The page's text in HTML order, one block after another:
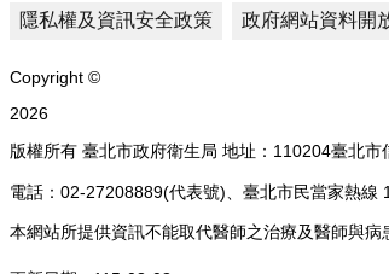
隱私權及資訊安全政策 政府網站資料開
Copyright ©
2026
版權所有 臺北市政府衛生局 地址：110204臺北市
電話：02-27208889(代表號)、臺北市民當家熱線
本網站所提供資訊不能取代醫師之治療及醫師與病